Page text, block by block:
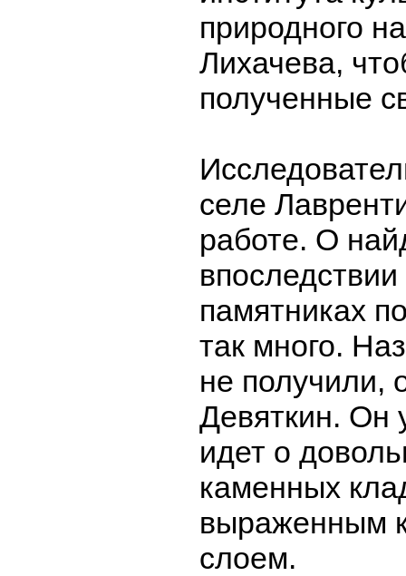
природного
Лихачева,
полученные
селе
работе. О
памятниках
так много.
не получили,
Девяткин. Он
идет о
каменных
выраженным
слоем.